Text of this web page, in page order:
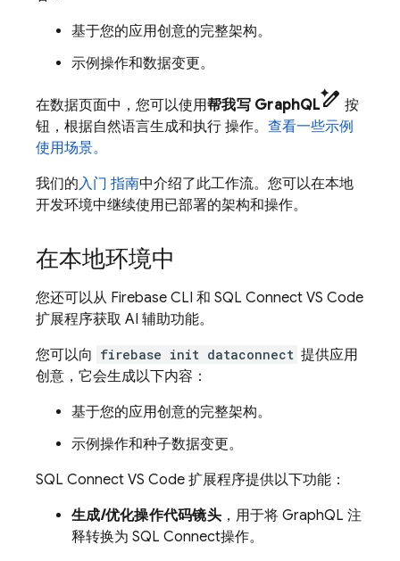
基于您的应用创意的完整架构。
示例操作和数据变更。
在数据页面中，您可以使用帮我写 GraphQLpen_spark 按
钮，根据自然语言生成和执行 操作。 查看一些示例
使用场景。
我们的入门 指南中介绍了此工作流。您可以在本地
开发环境中继续使用已部署的架构和操作。
在本地环境中
您还可以从 Firebase CLI 和 SQL Connect VS Code
扩展程序获取 AI 辅助功能。
您可以向 firebase init dataconnect 提供应用
创意，它会生成以下内容：
基于您的应用创意的完整架构。
示例操作和种子数据变更。
SQL Connect VS Code 扩展程序提供以下功能：
生成/优化操作代码镜头，用于将 GraphQL 注
释转换为 SQL Connect操作。